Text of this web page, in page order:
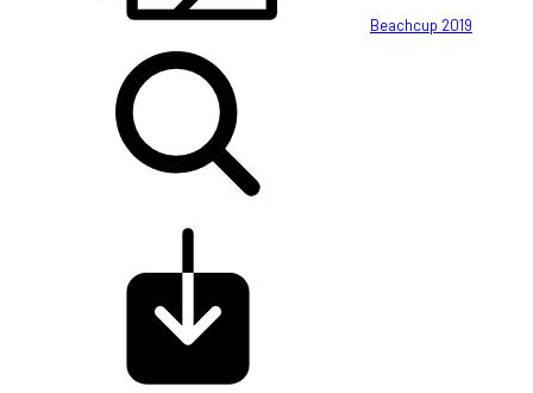
Beachcup 2019